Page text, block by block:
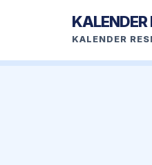
KALENDER